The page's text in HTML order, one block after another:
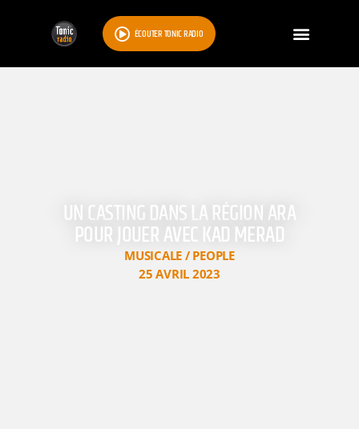
ÉCOUTER TONIC RADIO
UN CASTING DANS LA RÉGION ARA
POUR JOUER AVEC KAD MERAD
MUSICALE / PEOPLE
25 AVRIL 2023